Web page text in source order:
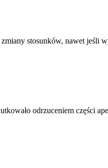
stosunków, nawet jeśli
odrzuceniem części